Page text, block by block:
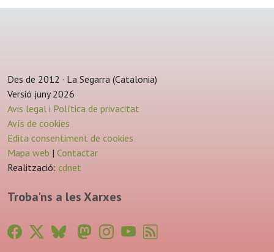
Des de 2012 · La Segarra (Catalonia)
Versió juny 2026
Avis legal i Política de privacitat
Avís de cookies
Edita consentiment de cookies
Mapa web | Contactar
Realització: cdnet
Troba'ns a les Xarxes